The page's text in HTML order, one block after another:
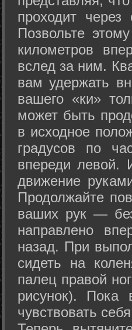
проходит
Позвольте
километров
вслед за ним.
вам удержать
вашего «ки»
может быть
в исходное
градусов по
впереди левой.
движение
Продолжайте
ваших рук —
направлено
назад. При
сидеть на
палец правой
рисунок). Пока
чувствовать